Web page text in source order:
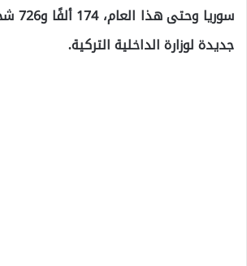
جديدة لوزارة الداخلية التركية.